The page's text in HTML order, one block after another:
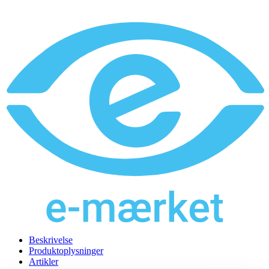
Beskrivelse
Produktoplysninger
Artikler